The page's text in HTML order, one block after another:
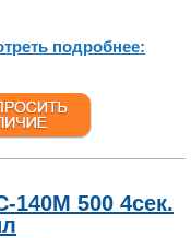
подробнее:
140М 500 4сек.